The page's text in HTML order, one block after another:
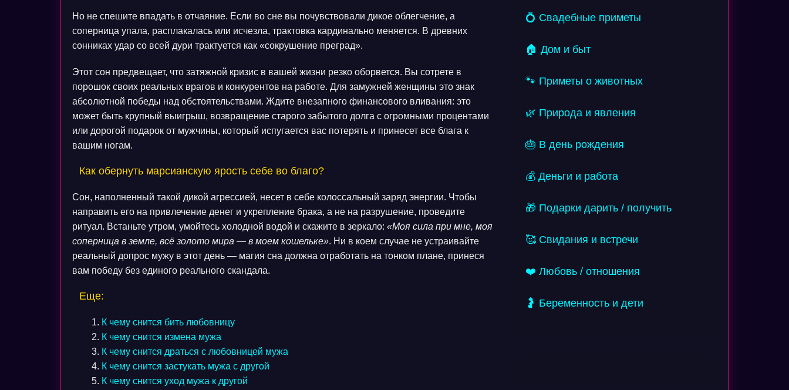
Но не спешите впадать в отчаяние. Если во сне вы почувствовали дикое облегчение, а
соперница упала, расплакалась или исчезла, трактовка кардинально меняется. В древних
сонниках удар со всей дури трактуется как «сокрушение преград».
Этот сон предвещает, что затяжной кризис в вашей жизни резко оборвется. Вы сотрете в
порошок своих реальных врагов и конкурентов на работе. Для замужней женщины это знак
абсолютной победы над обстоятельствами. Ждите внезапного финансового вливания: это
может быть крупный выигрыш, возвращение старого забытого долга с огромными процентами
или дорогой подарок от мужчины, который испугается вас потерять и принесет все блага к
вашим ногам.
Как обернуть марсианскую ярость себе во благо?
Сон, наполненный такой дикой агрессией, несет в себе колоссальный заряд энергии. Чтобы
направить его на привлечение денег и укрепление брака, а не на разрушение, проведите
ритуал. Встаньте утром, умойтесь холодной водой и скажите в зеркало: «Моя сила при мне, моя
соперница в земле, всё золото мира — в моем кошельке». Ни в коем случае не устраивайте
реальный допрос мужу в этот день — магия сна должна отработать на тонком плане, принеся
вам победу без единого реального скандала.
Еще:
К чему снится бить любовницу
К чему снится измена мужа
К чему снится драться с любовницей мужа
К чему снится застукать мужа с другой
К чему снится уход мужа к другой
💍 Свадебные приметы
🏠 Дом и быт
🐾 Приметы о животных
🌿 Природа и явления
🎂 В день рождения
💰 Деньги и работа
🎁 Подарки дарить / получить
🥰 Свидания и встречи
❤️ Любовь / отношения
🤰 Беременность и дети